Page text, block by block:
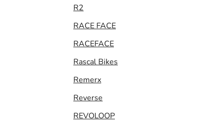
R2
RACE FACE
RACEFACE
Rascal Bikes
Remerx
Reverse
REVOLOOP